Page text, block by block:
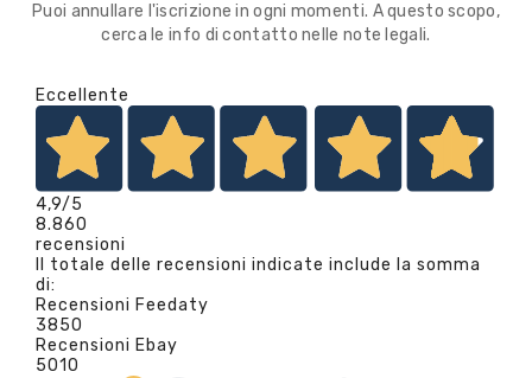
Puoi annullare l'iscrizione in ogni momenti. A questo scopo,
cerca le info di contatto nelle note legali.
Eccellente
4,9/5
8.860
recensioni
Il totale delle recensioni indicate include la somma
di:
Recensioni Feedaty
3850
Recensioni Ebay
5010